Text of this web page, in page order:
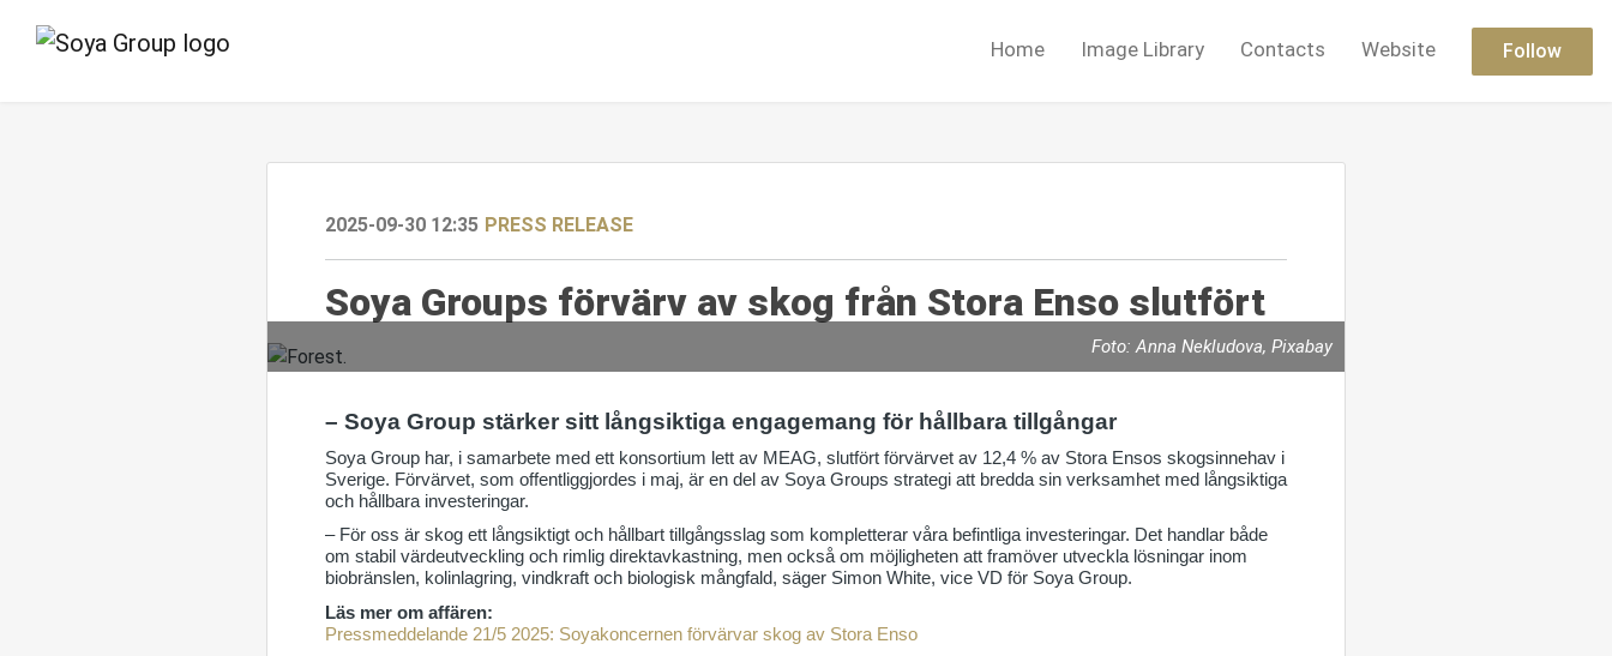
Home Image Library Contacts Website Follow
2025-09-30 12:35 PRESS RELEASE
Soya Groups förvärv av skog från Stora Enso slutfört
Foto: Anna Nekludova, Pixabay
– Soya Group stärker sitt långsiktiga engagemang för hållbara tillgångar
Soya Group har, i samarbete med ett konsortium lett av MEAG, slutfört förvärvet av 12,4 % av Stora Ensos skogsinnehav i
Sverige. Förvärvet, som offentliggjordes i maj, är en del av Soya Groups strategi att bredda sin verksamhet med långsiktiga
och hållbara investeringar.
– För oss är skog ett långsiktigt och hållbart tillgångsslag som kompletterar våra befintliga investeringar. Det handlar både
om stabil värdeutveckling och rimlig direktavkastning, men också om möjligheten att framöver utveckla lösningar inom
biobränslen, kolinlagring, vindkraft och biologisk mångfald, säger Simon White, vice VD för Soya Group.
Läs mer om affären:
Pressmeddelande 21/5 2025: Soyakoncernen förvärvar skog av Stora Enso